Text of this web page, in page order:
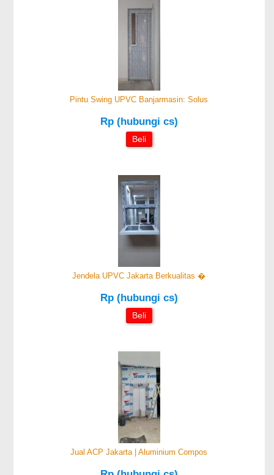
Pintu Swing UPVC Banjarmasin: Solus
Rp (hubungi cs)
Beli
Jendela UPVC Jakarta Berkualitas �
Rp (hubungi cs)
Beli
Jual ACP Jakarta | Aluminium Compos